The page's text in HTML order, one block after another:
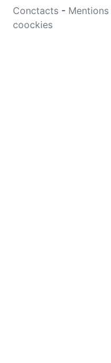
Conctacts -
coockies